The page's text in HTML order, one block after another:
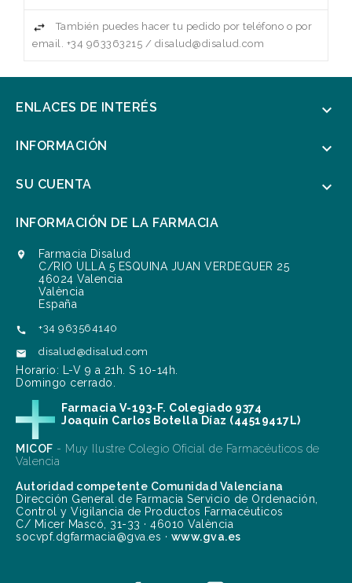
También puedes hacer tu pedido por teléfono o por
email. +34 963363215 / disalud@disalud.com
ENLACES DE INTERÉS 
INFORMACIÓN 
SU CUENTA 
INFORMACIÓN DE LA FARMACIA

Farmacia Disalud
C/RIO ULLA 5 ESQUINA JUAN VERDEGUER 25
46024 Valencia
València
España
 +34 963564140
 disalud@disalud.com
Horario: L-V 9 a 21h. S 10-14h.
Domingo cerrado.
Farmacia V-193-F. Colegiado 9374
Joaquín Carlos Botella Díaz (44519417L)
MICOF - Muy Ilustre Colegio Oficial de Farmacéuticos de
Valencia
Autoridad competente Comunidad Valenciana
Dirección General de Farmacia Servicio de Ordenación,
Control y Vigilancia de Productos Farmacéuticos
C/ Micer Mascó, 31-33 · 46010 València
socvpf.dgfarmacia@gva.es · www.gva.es